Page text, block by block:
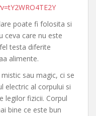
poate fi folosita si
ceva care nu este
testa diferite
alimente.
sau magic, ci se
electric al corpului si
legilor fizicii. Corpul
bine ce este bun